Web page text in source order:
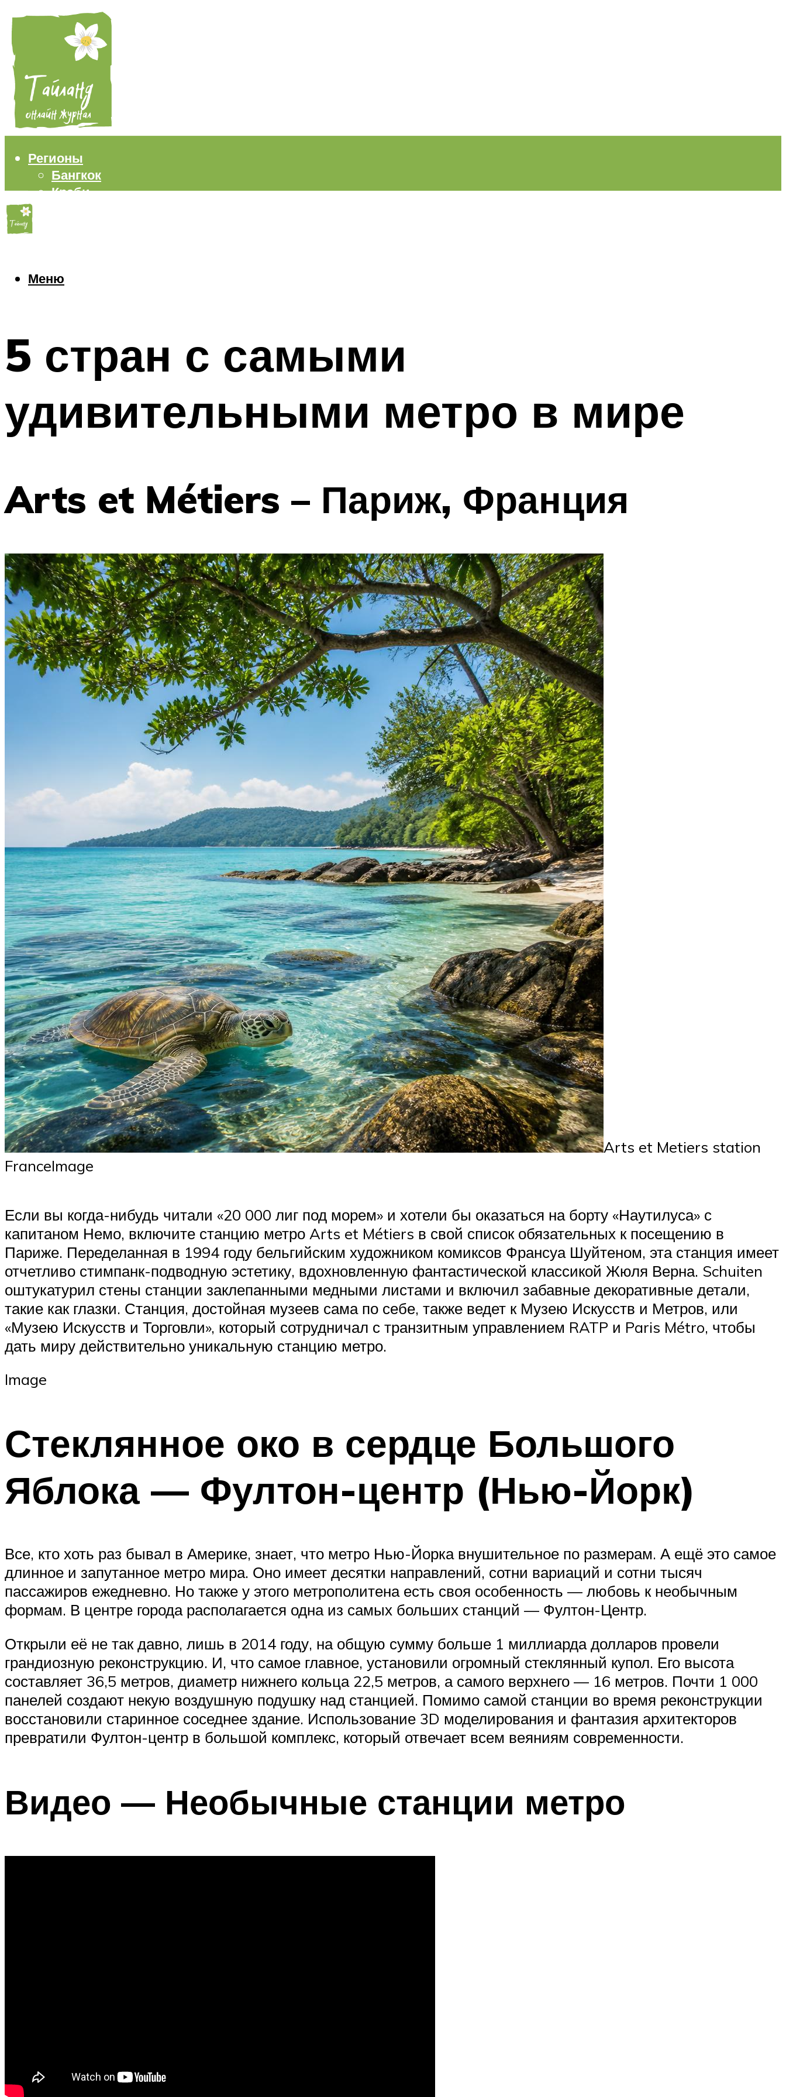
Регионы
Бангкок
Краби
Еда
Меню
Меню
5 стран с самыми
удивительными метро в мире
Arts et Métiers – Париж, Франция
Arts et Metiers station
FranceImage
Если вы когда-нибудь читали «20 000 лиг под морем» и хотели бы оказаться на борту «Наутилуса» с
капитаном Немо, включите станцию ​​метро Arts et Métiers в свой список обязательных к посещению в
Париже. Переделанная в 1994 году бельгийским художником комиксов Франсуа Шуйтеном, эта станция имеет
отчетливо стимпанк-подводную эстетику, вдохновленную фантастической классикой Жюля Верна. Schuiten
оштукатурил стены станции заклепанными медными листами и включил забавные декоративные детали,
такие как глазки. Станция, достойная музеев сама по себе, также ведет к Музею Искусств и Метров, или
«Музею Искусств и Торговли», который сотрудничал с транзитным управлением RATP и Paris Métro, чтобы
дать миру действительно уникальную станцию ​​метро.
Image
Стеклянное око в сердце Большого
Яблока — Фултон-центр (Нью-Йорк)
Все, кто хоть раз бывал в Америке, знает, что метро Нью-Йорка внушительное по размерам. А ещё это самое
длинное и запутанное метро мира. Оно имеет десятки направлений, сотни вариаций и сотни тысяч
пассажиров ежедневно. Но также у этого метрополитена есть своя особенность — любовь к необычным
формам. В центре города располагается одна из самых больших станций — Фултон-Центр.
Открыли её не так давно, лишь в 2014 году, на общую сумму больше 1 миллиарда долларов провели
грандиозную реконструкцию. И, что самое главное, установили огромный стеклянный купол. Его высота
составляет 36,5 метров, диаметр нижнего кольца 22,5 метров, а самого верхнего — 16 метров. Почти 1 000
панелей создают некую воздушную подушку над станцией. Помимо самой станции во время реконструкции
восстановили старинное соседнее здание. Использование 3D моделирования и фантазия архитекторов
превратили Фултон-центр в большой комплекс, который отвечает всем веяниям современности.
Видео — Необычные станции метро